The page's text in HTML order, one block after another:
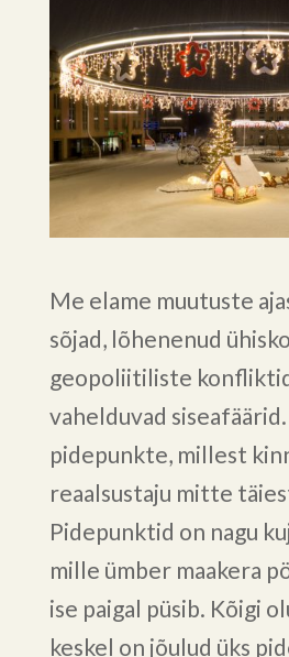
Me elame muutuste
sõjad, lõhenenud
geopoliitiliste
vahelduvad
pidepunkte, millest
reaalsustaju mitte
Pidepunktid on nagu
mille ümber maakera
ise paigal püsib. Kõigi
keskel on jõulud üks